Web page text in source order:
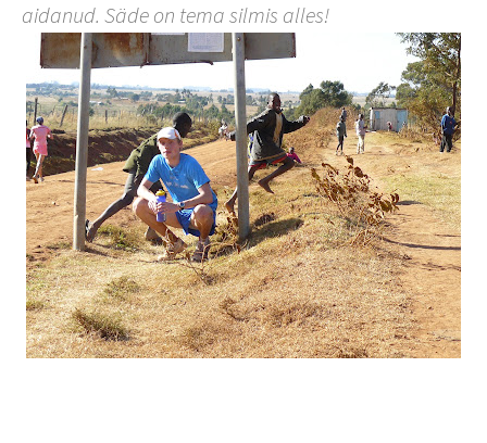
aidanud. Säde on tema silmis alles!